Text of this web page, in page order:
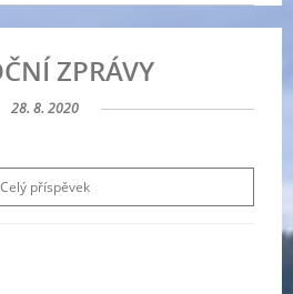
ZPRÁVY
28. 8. 2020
Celý příspěvek